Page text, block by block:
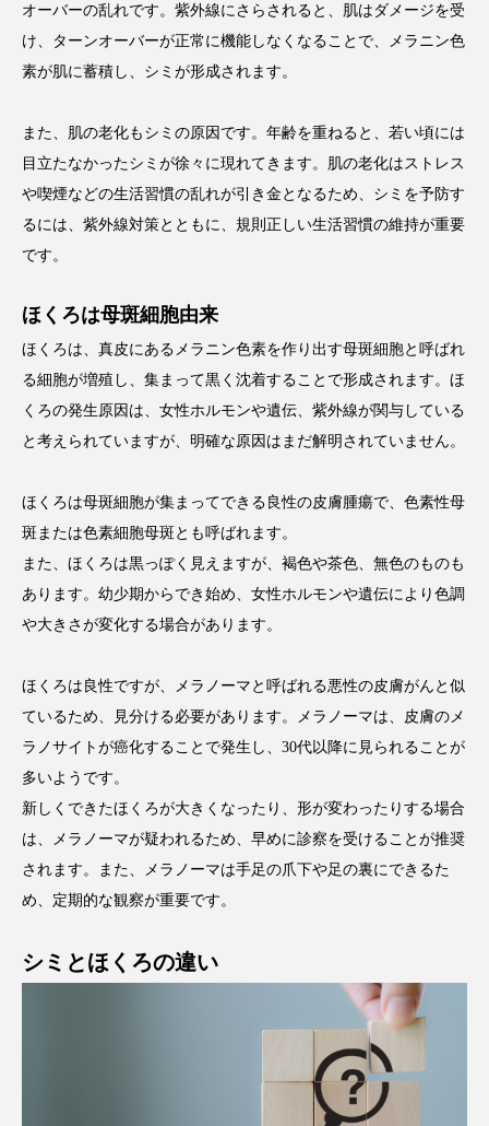
オーバーの乱れです。紫外線にさらされると、肌はダメージを受
け、ターンオーバーが正常に機能しなくなることで、メラニン色
素が肌に蓄積し、シミが形成されます。
また、肌の老化もシミの原因です。年齢を重ねると、若い頃には
目立たなかったシミが徐々に現れてきます。肌の老化はストレス
や喫煙などの生活習慣の乱れが引き金となるため、シミを予防す
るには、紫外線対策とともに、規則正しい生活習慣の維持が重要
です。
ほくろは母斑細胞由来
ほくろは、真皮にあるメラニン色素を作り出す母斑細胞と呼ばれ
る細胞が増殖し、集まって黒く沈着することで形成されます。ほ
くろの発生原因は、女性ホルモンや遺伝、紫外線が関与している
と考えられていますが、明確な原因はまだ解明されていません。
ほくろは母斑細胞が集まってできる良性の皮膚腫瘍で、色素性母
斑または色素細胞母斑とも呼ばれます。
また、ほくろは黒っぽく見えますが、褐色や茶色、無色のものも
あります。幼少期からでき始め、女性ホルモンや遺伝により色調
や大きさが変化する場合があります。
ほくろは良性ですが、メラノーマと呼ばれる悪性の皮膚がんと似
ているため、見分ける必要があります。メラノーマは、皮膚のメ
ラノサイトが癌化することで発生し、30代以降に見られることが
多いようです。
新しくできたほくろが大きくなったり、形が変わったりする場合
は、メラノーマが疑われるため、早めに診察を受けることが推奨
されます。また、メラノーマは手足の爪下や足の裏にできるた
め、定期的な観察が重要です。
シミとほくろの違い